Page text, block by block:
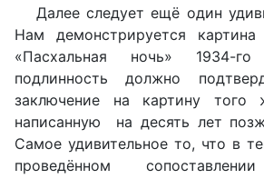
Далее следует ещё один
Нам демонстрируется
«Пасхальная ночь» 1934-
подлинность должно
заключение на картину того
написанную на десять лет
Самое удивительное то, что в
проведённом